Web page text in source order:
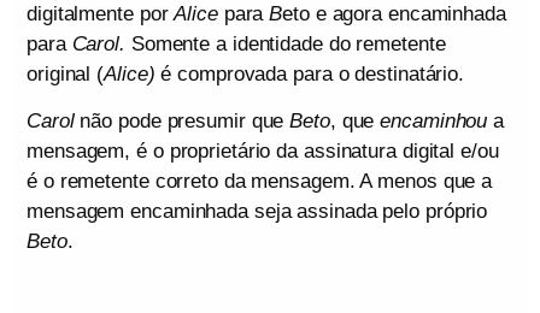
digitalmente porAliceparaBeto e agora encaminhada
para Carol. Somente a identidade do remetente
original (Alice) é comprovada para o destinatário.
Carol não pode presumir queBeto, queencaminhoua
mensagem, é o proprietário da assinatura digital e/ou
é o remetente correto da mensagem. A menos que a
mensagem encaminhada seja assinada pelo próprio
Beto.